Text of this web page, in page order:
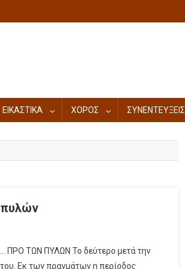
ΕΙΚΑΣΤΙΚΑ ΧΟΡΟΣ ΣΥΝΕΝΤΕΥΞΕΙΣ
πυλών
ΤΩΝ ΠΥΛΩΝ Το δεύτερο μετά την
Εκ των πραγμάτων η περίοδος